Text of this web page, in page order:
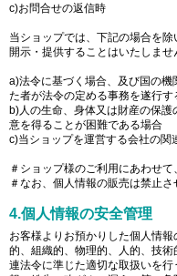
c)お問合せの返信時
当ショップでは、下記の場合を
開示・提供することはいたしませ
a)法令に基づく場合、及び国の
た者が法令の定める事務を遂行
b)人の生命、身体又は財産の保
意を得ることが困難である場合
c)当ショップを運営する会社の
＃ショップ様のご利用にあわせ
＃なお、個人情報の販売は禁止さ
4.個人情報の安全管理
お客様よりお預かりした個人情
的、組織的、物理的、人的、技
連法令に準じた適切な取扱いを